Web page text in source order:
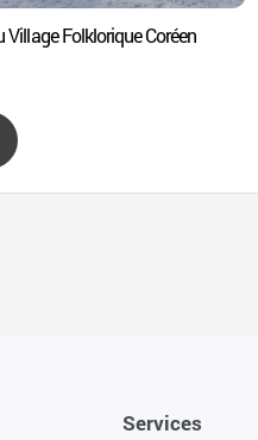
Village Folklorique Coréen
Services